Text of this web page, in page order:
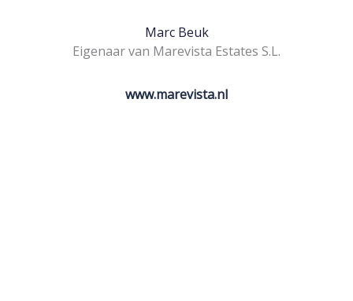
Marc Beuk
Eigenaar van Marevista Estates S.L.
www.marevista.nl